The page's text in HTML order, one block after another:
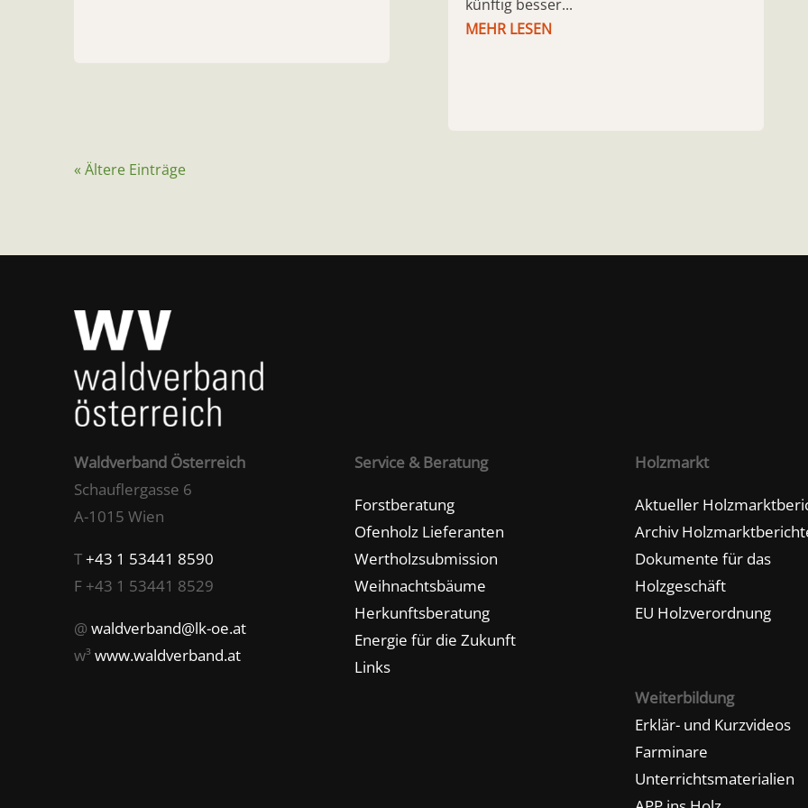
künftig besser...
MEHR LESEN
« Ältere Einträge
Waldverband Österreich
Schauflergasse 6
A-1015 Wien
T+43 1 53441 8590
F +43 1 53441 8529
@ waldverband@lk-oe.at
w³www.waldverband.at
Service & Beratung
Forstberatung
Ofenholz Lieferanten
Wertholzsubmission
Weihnachtsbäume
Herkunftsberatung
Energie für die Zukunft
Links
Holzmarkt
Aktueller
Archiv
Dokumente für das
Holzgeschäft
EU Holzverordnung
Weiterbildung
Erklär- und Kurzvideos
Farminare
Unterrichtsmaterialien